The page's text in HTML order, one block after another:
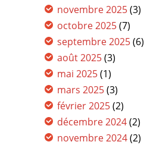
novembre 2025(3)
octobre 2025(7)
septembre 2025(6)
août 2025(3)
mai 2025(1)
mars 2025(3)
février 2025(2)
décembre 2024(2)
novembre 2024(2)